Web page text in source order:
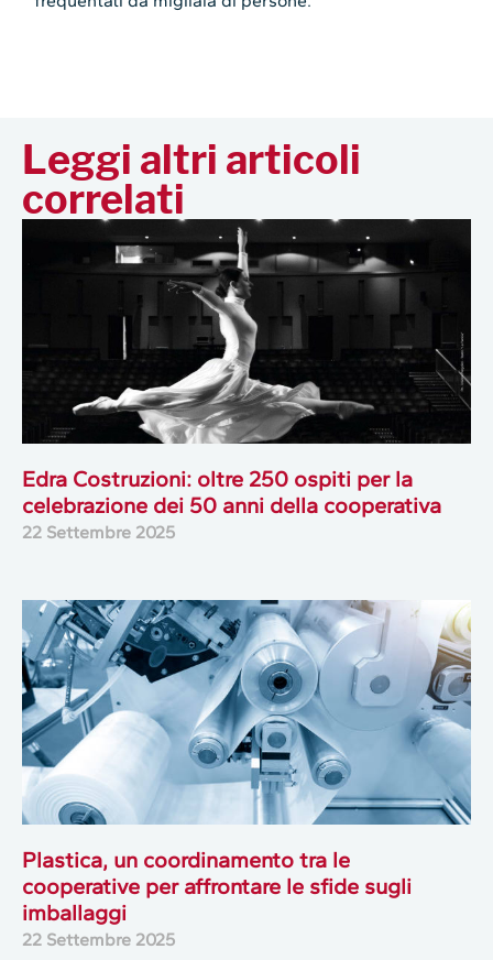
Leggi altri articoli
correlati
Edra Costruzioni: oltre 250 ospiti per la
celebrazione dei 50 anni della cooperativa
22 Settembre 2025
Plastica, un coordinamento tra le
cooperative per affrontare le sfide sugli
imballaggi
22 Settembre 2025